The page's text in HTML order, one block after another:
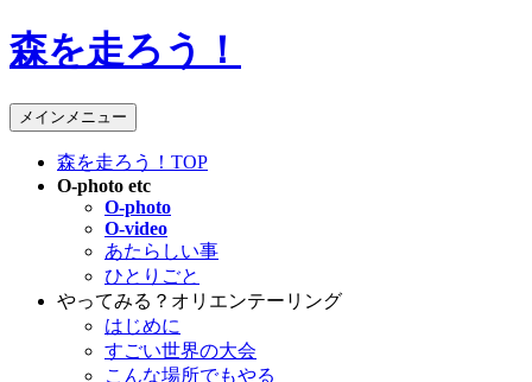
コ
ン
ン
ツ
森を走ろう！
検
索
メインメニュー
森を走ろう！TOP
O-photo etc
O-photo
O-video
あたらしい事
ひとりごと
やってみる？オリエンテーリング
はじめに
すごい世界の大会
こんな場所でもやる